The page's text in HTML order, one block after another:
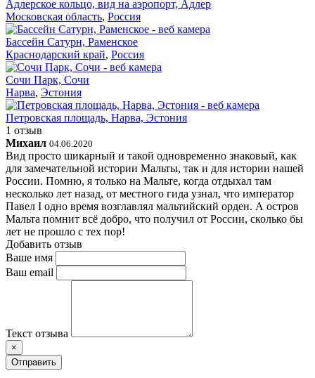
Адлерское кольцо, вид на аэропорт, Адлер
Московская область, Россия
Бассейн Сатурн, Раменское
Краснодарский край, Россия
Сочи Парк, Сочи
Нарва, Эстония
Петровская площадь, Нарва, Эстония
1 отзыв
Михаил 04.06.2020
Вид просто шикарный и такой одновременно знаковый, как
для замечательной истории Мальты, так и для истории нашей
России. Помню, я только на Мальте, когда отдыхал там
несколько лет назад, от местного гида узнал, что император
Павел I одно время возглавлял мальтийский орден. А остров
Мальта помнит всё добро, что получил от России, сколько бы
лет не прошло с тех пор!
Добавить отзыв
Ваше имя
Ваш email
Текст отзыва
×
Отправить